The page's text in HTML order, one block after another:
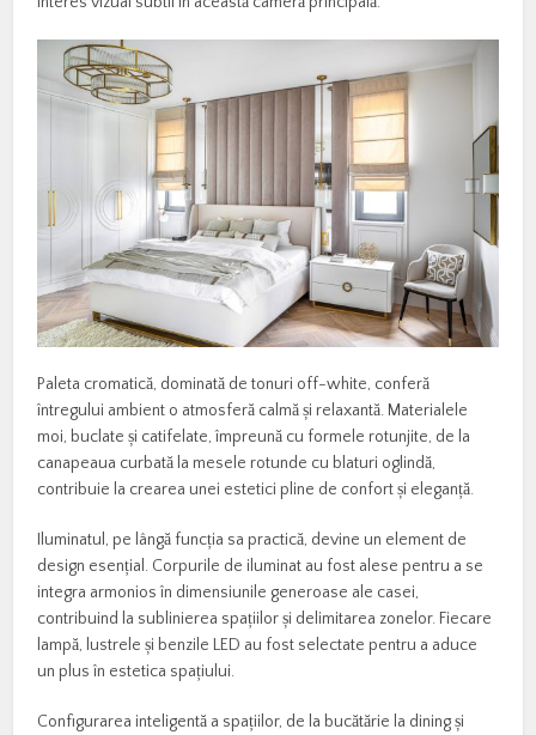
Paleta cromatică, dominată de tonuri off-white, conferă
întregului ambient o atmosferă calmă și relaxantă. Materialele
moi, buclate și catifelate, împreună cu formele rotunjite, de la
canapeaua curbată la mesele rotunde cu blaturi oglindă,
contribuie la crearea unei estetici pline de confort și eleganță.
Iluminatul, pe lângă funcția sa practică, devine un element de
design esențial. Corpurile de iluminat au fost alese pentru a se
integra armonios în dimensiunile generoase ale casei,
contribuind la sublinierea spațiilor și delimitarea zonelor. Fiecare
lampă, lustrele și benzile LED au fost selectate pentru a aduce
un plus în estetica spațiului.
Configurarea inteligentă a spațiilor, de la bucătărie la dining și